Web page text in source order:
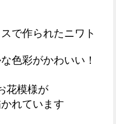
で作られたニワト
色彩がかわいい！
花模様が
れています